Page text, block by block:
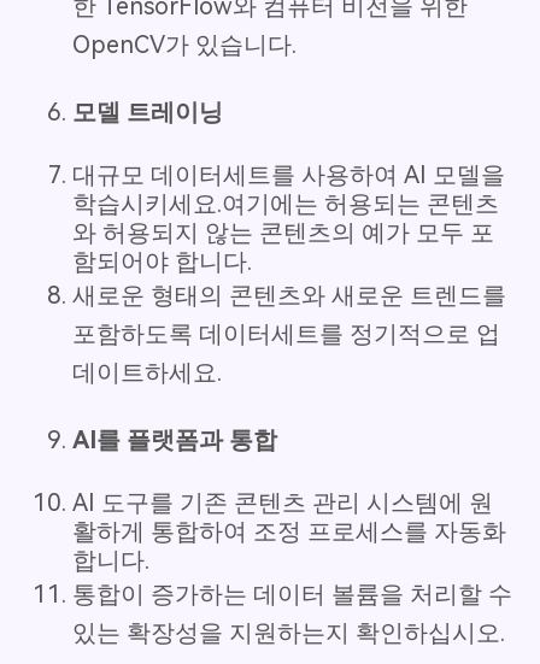
한 TensorFlow와 컴퓨터 비전을 위한
OpenCV가 있습니다.
모델 트레이닝
대규모 데이터세트를 사용하여 AI 모델을
학습시키세요.여기에는 허용되는 콘텐츠
와 허용되지 않는 콘텐츠의 예가 모두 포
함되어야 합니다.
새로운 형태의 콘텐츠와 새로운 트렌드를
포함하도록 데이터세트를 정기적으로 업
데이트하세요.
AI를 플랫폼과 통합
AI 도구를 기존 콘텐츠 관리 시스템에 원
활하게 통합하여 조정 프로세스를 자동화
합니다.
통합이 증가하는 데이터 볼륨을 처리할 수
있는 확장성을 지원하는지 확인하십시오.